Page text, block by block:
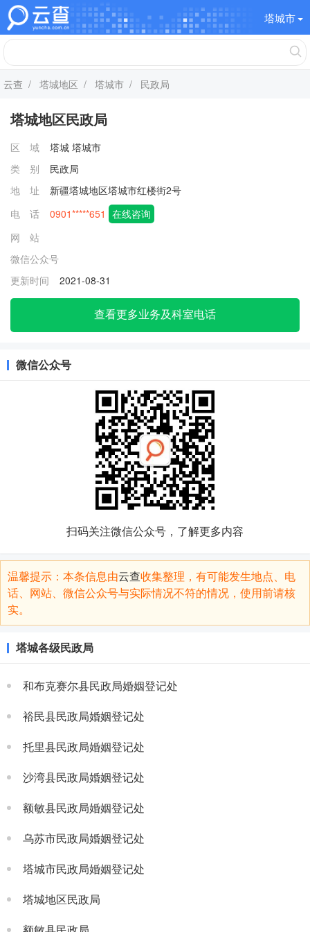
塔城市
云查 / 塔城地区 / 塔城市 / 民政局
塔城地区民政局
区 域 塔城 塔城市
类 别
民政局
地 址
新疆塔城地区塔城市红楼街2号
电 话
0901*****651 在线咨询
网 站
微信公众号
更新时间
2021-08-31
查看更多业务及科室电话
微信公众号
扫码关注微信公众号，了解更多内容
温馨提示：本条信息由云查收集整理，有可能发生地点、电
话、网站、微信公众号与实际情况不符的情况，使用前请核
实。
塔城各级民政局
和布克赛尔县民政局婚姻登记处
裕民县民政局婚姻登记处
托里县民政局婚姻登记处
沙湾县民政局婚姻登记处
额敏县民政局婚姻登记处
乌苏市民政局婚姻登记处
塔城市民政局婚姻登记处
塔城地区民政局